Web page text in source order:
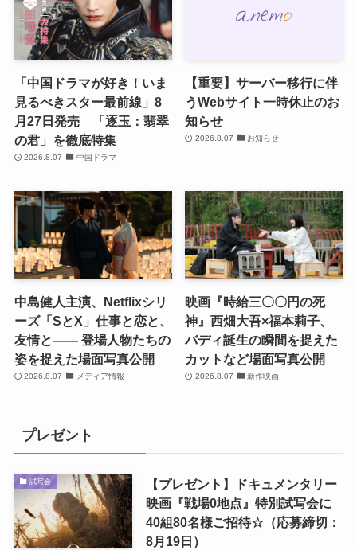
「中国ドラマが好き！いま
見るべきスター最前線」8
月27日発売 「逐玉：翡翠
の君」を徹底特集
2026.8.07 中国ドラマ
【重要】サーバー移行に伴
うWebサイト一時休止のお
知らせ
2026.8.07 お知らせ
中島健人主演、Netflixシリ
ーズ「SとX」仕事と恋と、
友情と―― 登場人物たちの
姿を捉えた場面写真公開
2026.8.07 メディア情報
映画『時給三〇〇円の死
神』西畑大吾×福本莉子、
バディ誕生の瞬間を捉えた
カットなど場面写真公開
2026.8.07 新作映画
プレゼント
試写会
【プレゼント】ドキュメンタリー
映画『戦場0地点』特別試写会に
40組80名様ご招待☆（応募締切：
8月19日）